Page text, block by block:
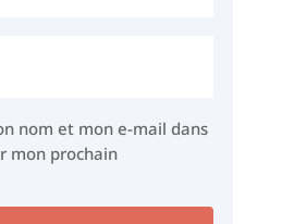
nom et mon e-mail dans
mon prochain